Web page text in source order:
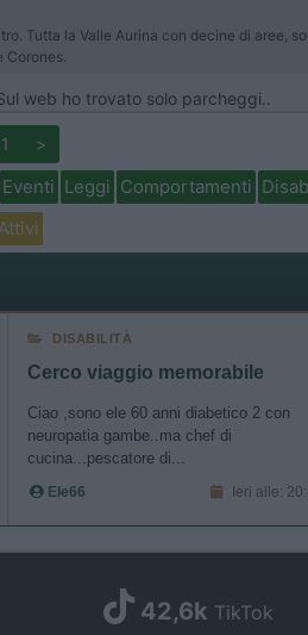
Tutta la Valle Aurina con decine di aree,
Corones.
web ho trovato solo parcheggi..
1 >
Eventi Leggi Comportamenti
DISABILITÀ
Cerco viaggio memorabile
Ciao ,sono ele 60 anni diabetico 2 con
neuropatia gambe..ma chef di
cucina...pescatore di...
Ele66 Ieri alle:
42,6k TikTok